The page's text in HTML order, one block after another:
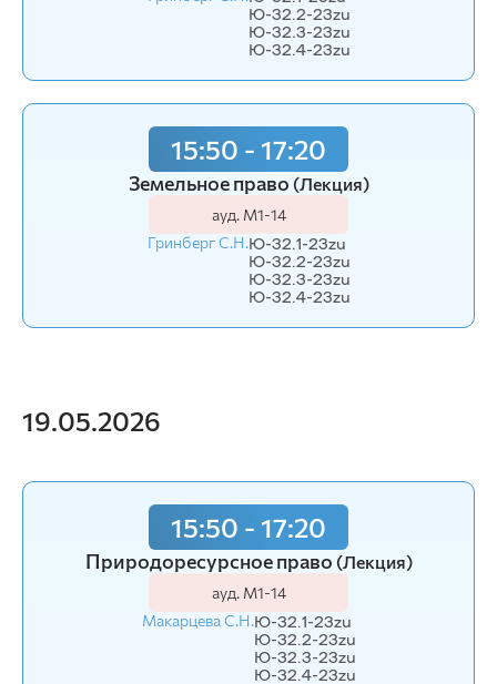
Ю-32.2-23zu
Ю-32.3-23zu
Ю-32.4-23zu
15:50 - 17:20
Земельное право (Лекция)
ауд. М1-14
Гринберг С.Н.Ю-32.1-23zu
Ю-32.2-23zu
Ю-32.3-23zu
Ю-32.4-23zu
19.05.2026
15:50 - 17:20
Природоресурсное право (Лекция)
ауд. М1-14
Макарцева С.Н.Ю-32.1-23zu
Ю-32.2-23zu
Ю-32.3-23zu
Ю-32.4-23zu